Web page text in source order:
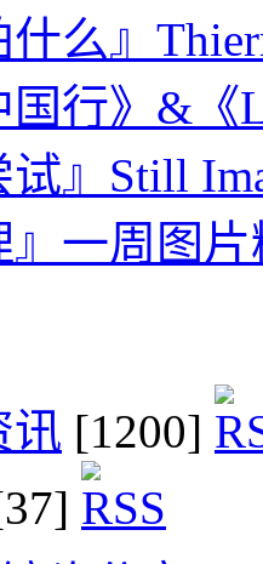
什么』
国行》&《
试』Still
』一周图
讯 [1200]